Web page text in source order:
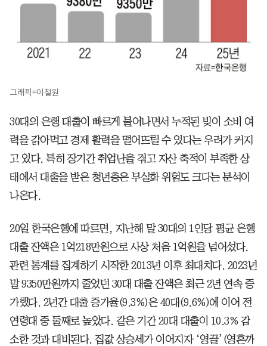
그래픽=이철원
30대의 은행 대출이 빠르게 불어나면서 누적된 빚이 소비 여
력을 갉아먹고 경제 활력을 떨어뜨릴 수 있다는 우려가 커지
고 있다. 특히 장기간 취업난을 겪고 자산 축적이 부족한 상
태에서 대출을 받은 청년층은 부실화 위험도 크다는 분석이
나온다.
20일 한국은행에 따르면, 지난해 말 30대의 1인당 평균 은행
대출 잔액은 1억218만원으로 사상 처음 1억원을 넘어섰다.
관련 통계를 집계하기 시작한 2013년 이후 최대치다. 2023년
말 9350만원까지 줄었던 30대 대출 잔액은 최근 2년 연속 증
가했다. 2년간 대출 증가율(9.3%)은 40대(9.6%)에 이어 전
연령대 중 둘째로 높았다. 같은 기간 20대 대출이 10.3% 감
소한 것과 대비된다. 집값 상승세가 이어지자 ‘영끌’(영혼까